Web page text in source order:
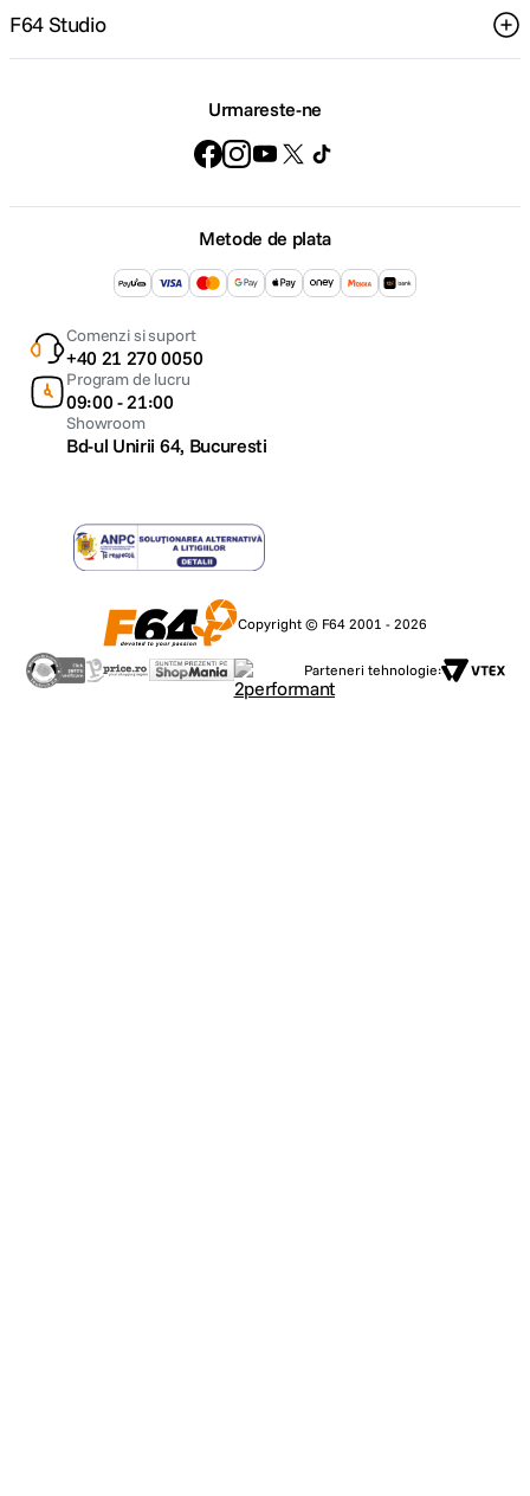
F64 Studio
Urmareste-ne
Metode de plata
Comenzi si suport
+40 21 270 0050
Program de lucru
09:00 - 21:00
Showroom
Bd-ul Unirii 64, Bucuresti
Copyright © F64 2001 - 2026
Parteneri tehnologie: